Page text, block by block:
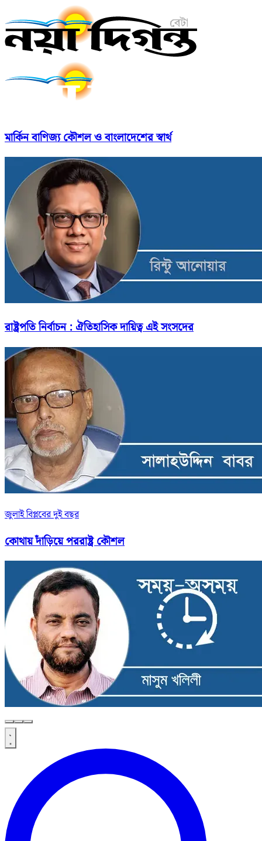
মার্কিন বাণিজ্য কৌশল ও বাংলাদেশের স্বার্থ
রাষ্ট্রপতি নির্বাচন : ঐতিহাসিক দায়িত্ব এই সংসদের
জুলাই বিপ্লবের দুই বছর
কোথায় দাঁড়িয়ে পররাষ্ট্র কৌশল